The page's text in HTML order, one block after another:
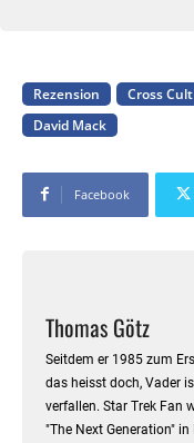
Rezension Cross Cult
David Mack
Facebook
Thomas Götz
Seitdem er 1985 zum
das heisst doch, Vader
verfallen. Star Trek Fan
"The Next Generation"